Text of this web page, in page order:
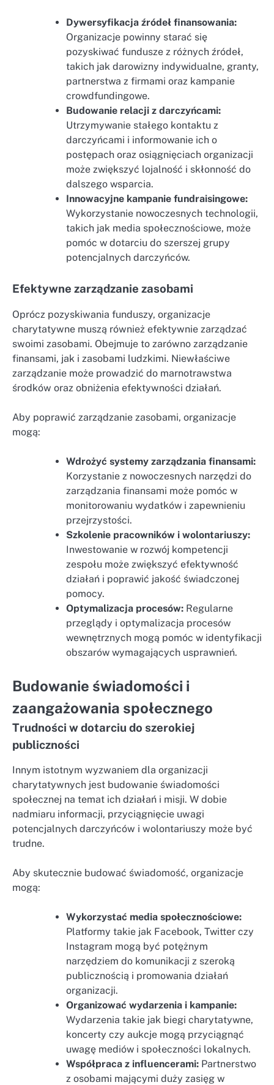
Dywersyfikacja źródeł finansowania:
Organizacje powinny starać się
pozyskiwać fundusze z różnych źródeł,
takich jak darowizny indywidualne, granty,
partnerstwa z firmami oraz kampanie
crowdfundingowe.
Budowanie relacji z darczyńcami:
Utrzymywanie stałego kontaktu z
darczyńcami i informowanie ich o
postępach oraz osiągnięciach organizacji
może zwiększyć lojalność i skłonność do
dalszego wsparcia.
Innowacyjne kampanie fundraisingowe:
Wykorzystanie nowoczesnych technologii,
takich jak media społecznościowe, może
pomóc w dotarciu do szerszej grupy
potencjalnych darczyńców.
Efektywne zarządzanie zasobami
Oprócz pozyskiwania funduszy, organizacje
charytatywne muszą również efektywnie zarządzać
swoimi zasobami. Obejmuje to zarówno zarządzanie
finansami, jak i zasobami ludzkimi. Niewłaściwe
zarządzanie może prowadzić do marnotrawstwa
środków oraz obniżenia efektywności działań.
Aby poprawić zarządzanie zasobami, organizacje
mogą:
Wdrożyć systemy zarządzania finansami:
Korzystanie z nowoczesnych narzędzi do
zarządzania finansami może pomóc w
monitorowaniu wydatków i zapewnieniu
przejrzystości.
Szkolenie pracowników i wolontariuszy:
Inwestowanie w rozwój kompetencji
zespołu może zwiększyć efektywność
działań i poprawić jakość świadczonej
pomocy.
Optymalizacja procesów: Regularne
przeglądy i optymalizacja procesów
wewnętrznych mogą pomóc w identyfikacji
obszarów wymagających usprawnień.
Budowanie świadomości i
zaangażowania społecznego
Trudności w dotarciu do szerokiej
publiczności
Innym istotnym wyzwaniem dla organizacji
charytatywnych jest budowanie świadomości
społecznej na temat ich działań i misji. W dobie
nadmiaru informacji, przyciągnięcie uwagi
potencjalnych darczyńców i wolontariuszy może być
trudne.
Aby skutecznie budować świadomość, organizacje
mogą:
Wykorzystać media społecznościowe:
Platformy takie jak Facebook, Twitter czy
Instagram mogą być potężnym
narzędziem do komunikacji z szeroką
publicznością i promowania działań
organizacji.
Organizować wydarzenia i kampanie:
Wydarzenia takie jak biegi charytatywne,
koncerty czy aukcje mogą przyciągnąć
uwagę mediów i społeczności lokalnych.
Współpraca z influencerami: Partnerstwo
z osobami mającymi duży zasięg w